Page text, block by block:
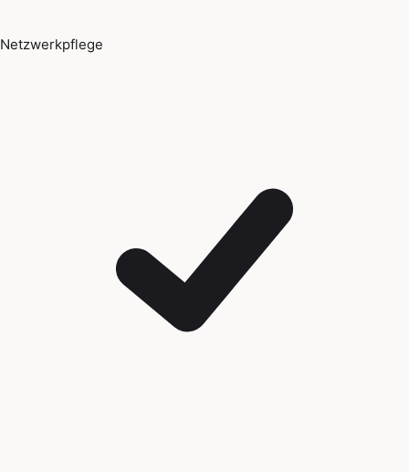
Netzwerkpflege